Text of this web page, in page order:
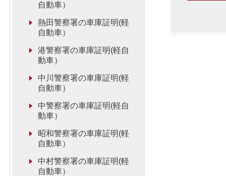
自動車）
熱田警察署の車庫証明(軽
自動車）
港警察署の車庫証明(軽自
動車）
中川警察署の車庫証明(軽
自動車）
中警察署の車庫証明(軽自
動車）
昭和警察署の車庫証明(軽
自動車）
中村警察署の車庫証明(軽
自動車）